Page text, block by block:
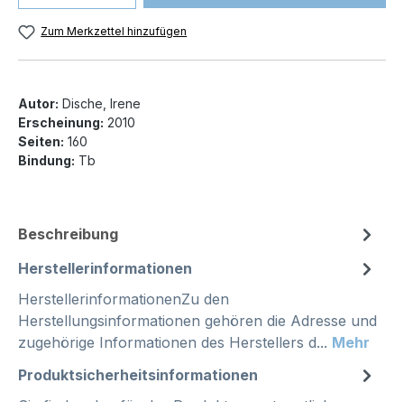
Zum Merkzettel hinzufügen
Autor: Dische, Irene
Erscheinung: 2010
Seiten: 160
Bindung: Tb
Beschreibung
Herstellerinformationen
HerstellerinformationenZu den
Herstellungsinformationen gehören die Adresse und
zugehörige Informationen des Herstellers d... Mehr
Produktsicherheitsinformationen